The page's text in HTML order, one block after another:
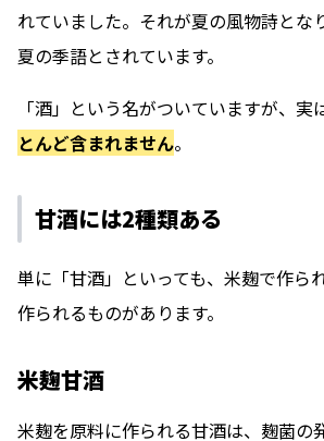
れていました。それが夏の風物詩とな
夏の季語とされています。
「酒」という名がついていますが、実
とんど含まれません。
甘酒には2種類ある
単に「甘酒」といっても、米麹で作ら
作られるものがあります。
米麹甘酒
米麹を原料に作られる甘酒は、麹菌の